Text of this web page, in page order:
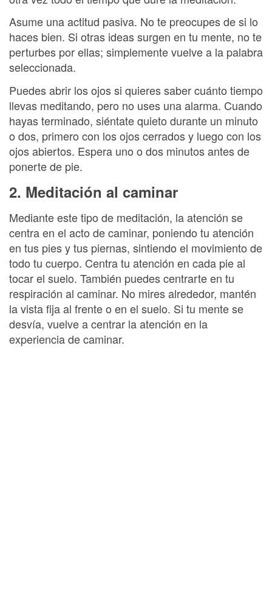
Asume una actitud pasiva. No te preocupes de si lo
haces bien. Si otras ideas surgen en tu mente, no te
perturbes por ellas; simplemente vuelve a la palabra
seleccionada.
Puedes abrir los ojos si quieres saber cuánto tiempo
llevas meditando, pero no uses una alarma. Cuando
hayas terminado, siéntate quieto durante un minuto
o dos, primero con los ojos cerrados y luego con los
ojos abiertos. Espera uno o dos minutos antes de
ponerte de pie.
2. Meditación al caminar
Mediante este tipo de meditación, la atención se
centra en el acto de caminar, poniendo tu atención
en tus pies y tus piernas, sintiendo el movimiento de
todo tu cuerpo. Centra tu atención en cada pie al
tocar el suelo. También puedes centrarte en tu
respiración al caminar. No mires alrededor, mantén
la vista fija al frente o en el suelo. Si tu mente se
desvía, vuelve a centrar la atención en la
experiencia de caminar.